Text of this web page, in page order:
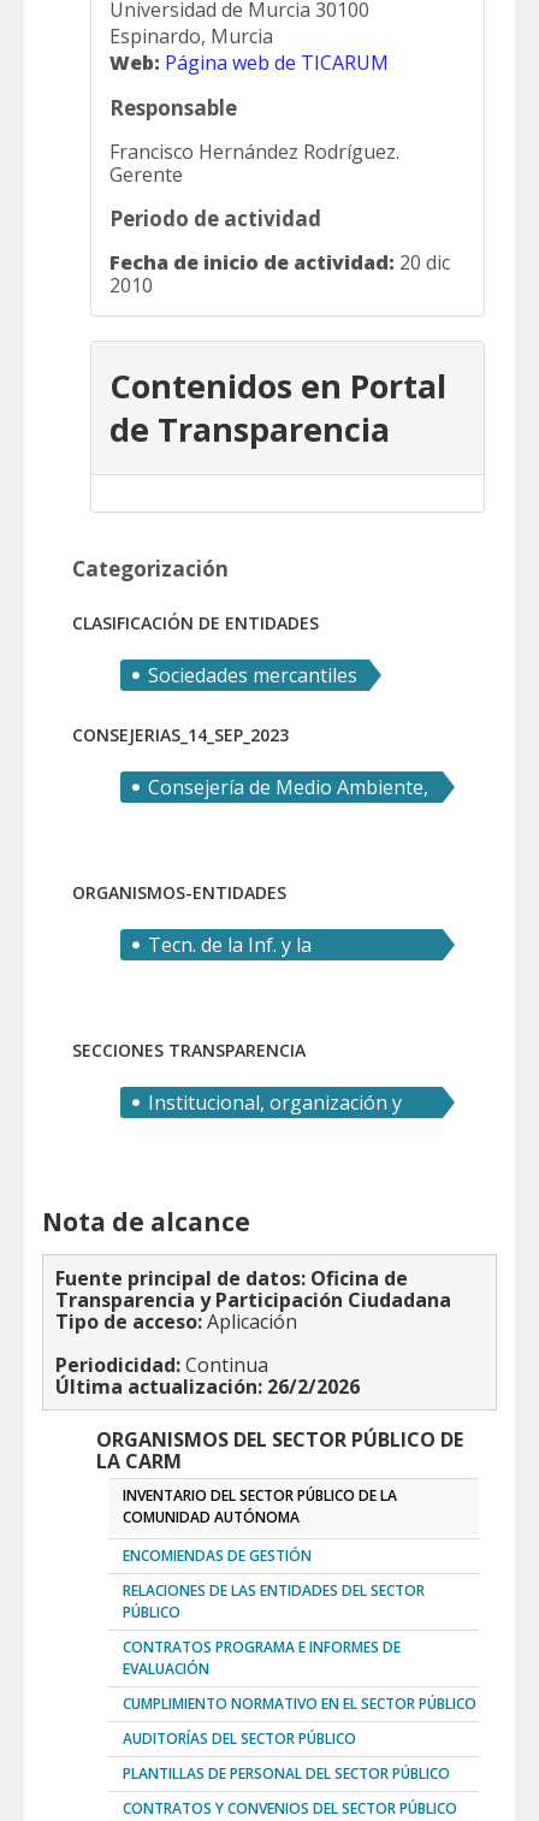
Universidad de Murcia 30100
Espinardo, Murcia
Web: Página web de TICARUM
Responsable
Francisco Hernández Rodríguez.
Gerente
Periodo de actividad
Fecha de inicio de actividad: 20 dic
2010
Contenidos en Portal
de Transparencia
Categorización
CLASIFICACIÓN DE ENTIDADES
Sociedades mercantiles
CONSEJERIAS_14_SEP_2023
Consejería de Medio Ambiente,
ORGANISMOS-ENTIDADES
Tecn. de la Inf. y la
SECCIONES TRANSPARENCIA
Institucional, organización y
Nota de alcance
Fuente principal de datos: Oficina de
Transparencia y Participación Ciudadana
Tipo de acceso:Aplicación
Periodicidad:Continua
Última actualización: 26/2/2026
ORGANISMOS DEL SECTOR PÚBLICO DE
LA CARM
INVENTARIO DEL SECTOR PÚBLICO DE LA
COMUNIDAD AUTÓNOMA
ENCOMIENDAS DE GESTIÓN
RELACIONES DE LAS ENTIDADES DEL SECTOR
PÚBLICO
CONTRATOS PROGRAMA E INFORMES DE
EVALUACIÓN
CUMPLIMIENTO NORMATIVO EN EL SECTOR PÚBLICO
AUDITORÍAS DEL SECTOR PÚBLICO
PLANTILLAS DE PERSONAL DEL SECTOR PÚBLICO
CONTRATOS Y CONVENIOS DEL SECTOR PÚBLICO